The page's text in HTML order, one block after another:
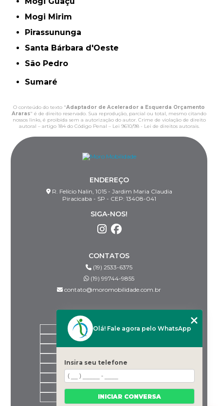
Mogi Mirim
Pirassununga
Santa Bárbara d'Oeste
São Pedro
Sumaré
O conteúdo do texto "Adaptador de Acelerador a Esquerda Orçamento
Araras" é de direito reservado. Sua reprodução, parcial ou total, mesmo citando
nossos links, é proibida sem a autorização do autor. Crime de violação de direito
autoral – artigo 184 do Código Penal – Lei 9610/98 - Lei de direitos autorais.
ENDEREÇO
R. Felício Nalin, 1015 - Jardim Maria Claudia
Piracicaba - SP - CEP: 13408-041
SIGA-NOS!
CONTATOS
(19) 2533-6375
(19) 99744-9855
contato@moromobilidade.com.br
HOME
PRODUTOS
DESPACHANTES PARCEIROS
CONTATO
CATEGORIAS
MAPA DO SITE
Olá! Fale agora pelo WhatsApp
Insira seu telefone
INICIAR CONVERSA